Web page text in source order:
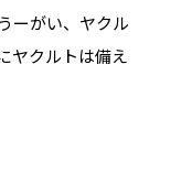
ーがい、ヤクル
ヤクルトは備え